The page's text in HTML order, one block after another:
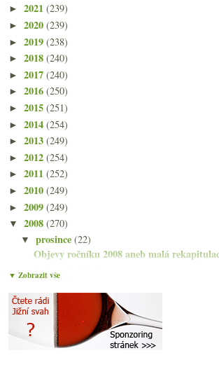
► 2021 (239)
► 2020 (239)
► 2019 (238)
► 2018 (240)
► 2017 (240)
► 2016 (250)
► 2015 (251)
► 2014 (254)
► 2013 (249)
► 2012 (254)
► 2011 (252)
► 2010 (249)
► 2009 (249)
▼ 2008 (270)
▼prosince(22)
Objevy ročníku 2008 aneb malá
Budete bublat?
Nejlepší je kůže! Chci rypáček!
Pěkné svátky vinšuju…
Vína s příběhem – Est! Est!! Est!!!
Pár bio vánočkových útržků ze dní minulých
▼ Zobrazit vše